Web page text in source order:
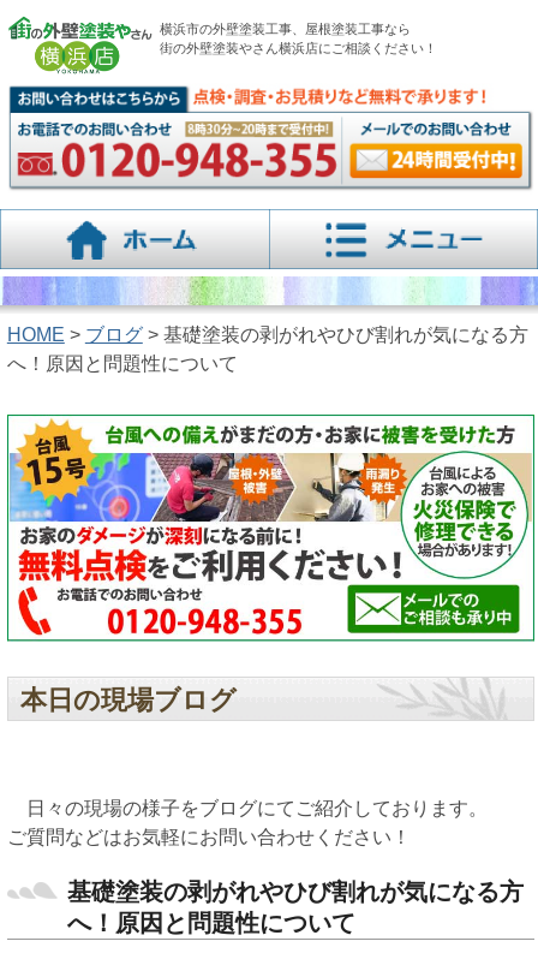
横浜市の外壁塗装工事、屋根塗装工事なら
街の外壁塗装やさん横浜店にご相談ください！
HOME > ブログ> 基礎塗装の剥がれやひび割れが気になる方
へ！原因と問題性について
本日の現場ブログ
日々の現場の様子をブログにてご紹介しております。
ご質問などはお気軽にお問い合わせください！
基礎塗装の剥がれやひび割れが気になる方
へ！原因と問題性について